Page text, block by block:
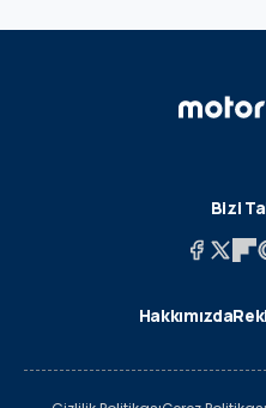
Bizi
Hakkımızda